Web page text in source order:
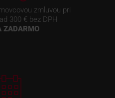
zmluvou pri
300 € bez DPH
ZADARMO